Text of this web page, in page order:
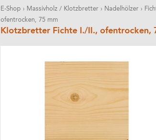
E-Shop › Massivholz / Klotzbretter › Nadelhölzer ›
ofentrocken, 75 mm
Klotzbretter Fichte I./II., ofentrocken,